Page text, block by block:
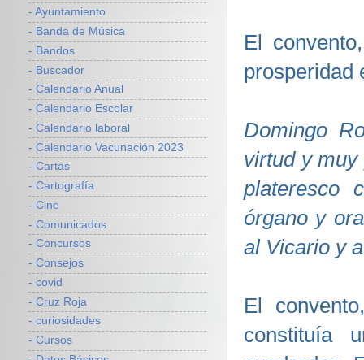
El
prosperidad
Domingo
virtud y muy
plateresco
órgano y
al Vicario y
El
constituía
- Ayuntamiento
- Banda de Música
- Bandos
- Buscador
- Calendario Anual
- Calendario Escolar
- Calendario laboral
- Calendario Vacunación 2023
- Cartas
- Cartografía
- Cine
- Comunicados
- Concursos
- Consejos
- covid
- Cruz Roja
- curiosidades
- Cursos